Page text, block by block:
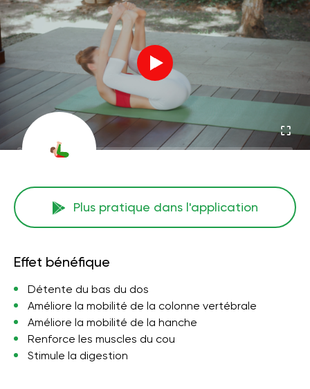
Plus pratique dans l'application
Effet bénéfique
Détente du bas du dos
Améliore la mobilité de la colonne vertébrale
Améliore la mobilité de la hanche
Renforce les muscles du cou
Stimule la digestion